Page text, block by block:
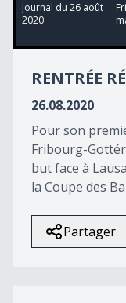
13
minutes,
seconds
Journal du 26 août
2020
RENTRÉE
26.08.2020
Pour son
Fribourg-
but face à
la Coupe des
Partager